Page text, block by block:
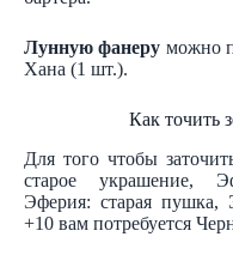
Лунную фанеру можно
Хана (1 шт.).
Как точить
Для того чтобы
старое украшение,
Эферия: старая пушка,
+10 вам потребуется